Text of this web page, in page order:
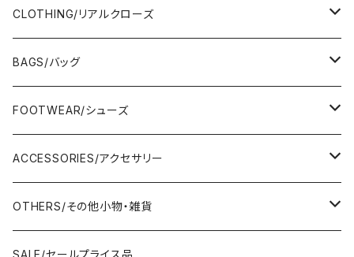
CLOTHING/リアルクローズ
TOPS/トップス
Adonisis/アドニシス
AMERICANA/アメリカーナ
BOTOMS/ボトム
Adonisis/アドニシス
amherst/アムハースト
ONE-PIECE/ワンピース
anana/アナナ
J.Sloane/ジェイスロアン
OUTER/アウター
anana/アナナ
BAGS/バッグ
HAND BAG/ハンドバッグ
mononogu/もののぐ
IMPORT/インポート
SHOULDER BAG/ショルダーバッグ
mononogu/もののぐ
IMPORT/インポート
TOTE BAG/トートバッグ
mononogu/もののぐ
OTHERS/その他
FOOTWEAR/シューズ
PUMPS/パンプス
コツコツ
IMPORT/インポート
SANDAL/サンダル
コツコツ
BOOTS/ブーツ
ACCESSORIES/アクセサリー
EARRINGS/イヤリング
RING/指輪
OTHERS/その他小物・雑貨
BELT/ベルト
SALE/セールプライス品